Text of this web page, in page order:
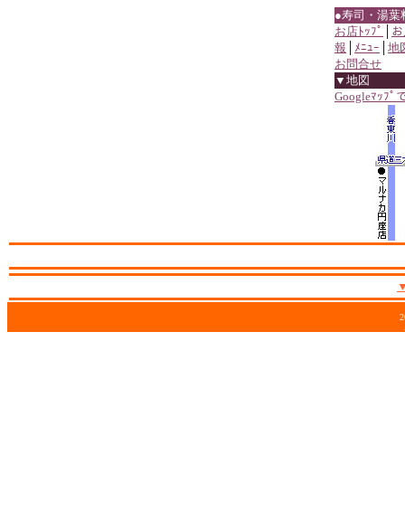
●寿司・湯
お店ﾄｯﾌﾟ
報
ﾒﾆｭｰ
地
お問合せ
▼地図
Googleﾏｯﾌﾟ